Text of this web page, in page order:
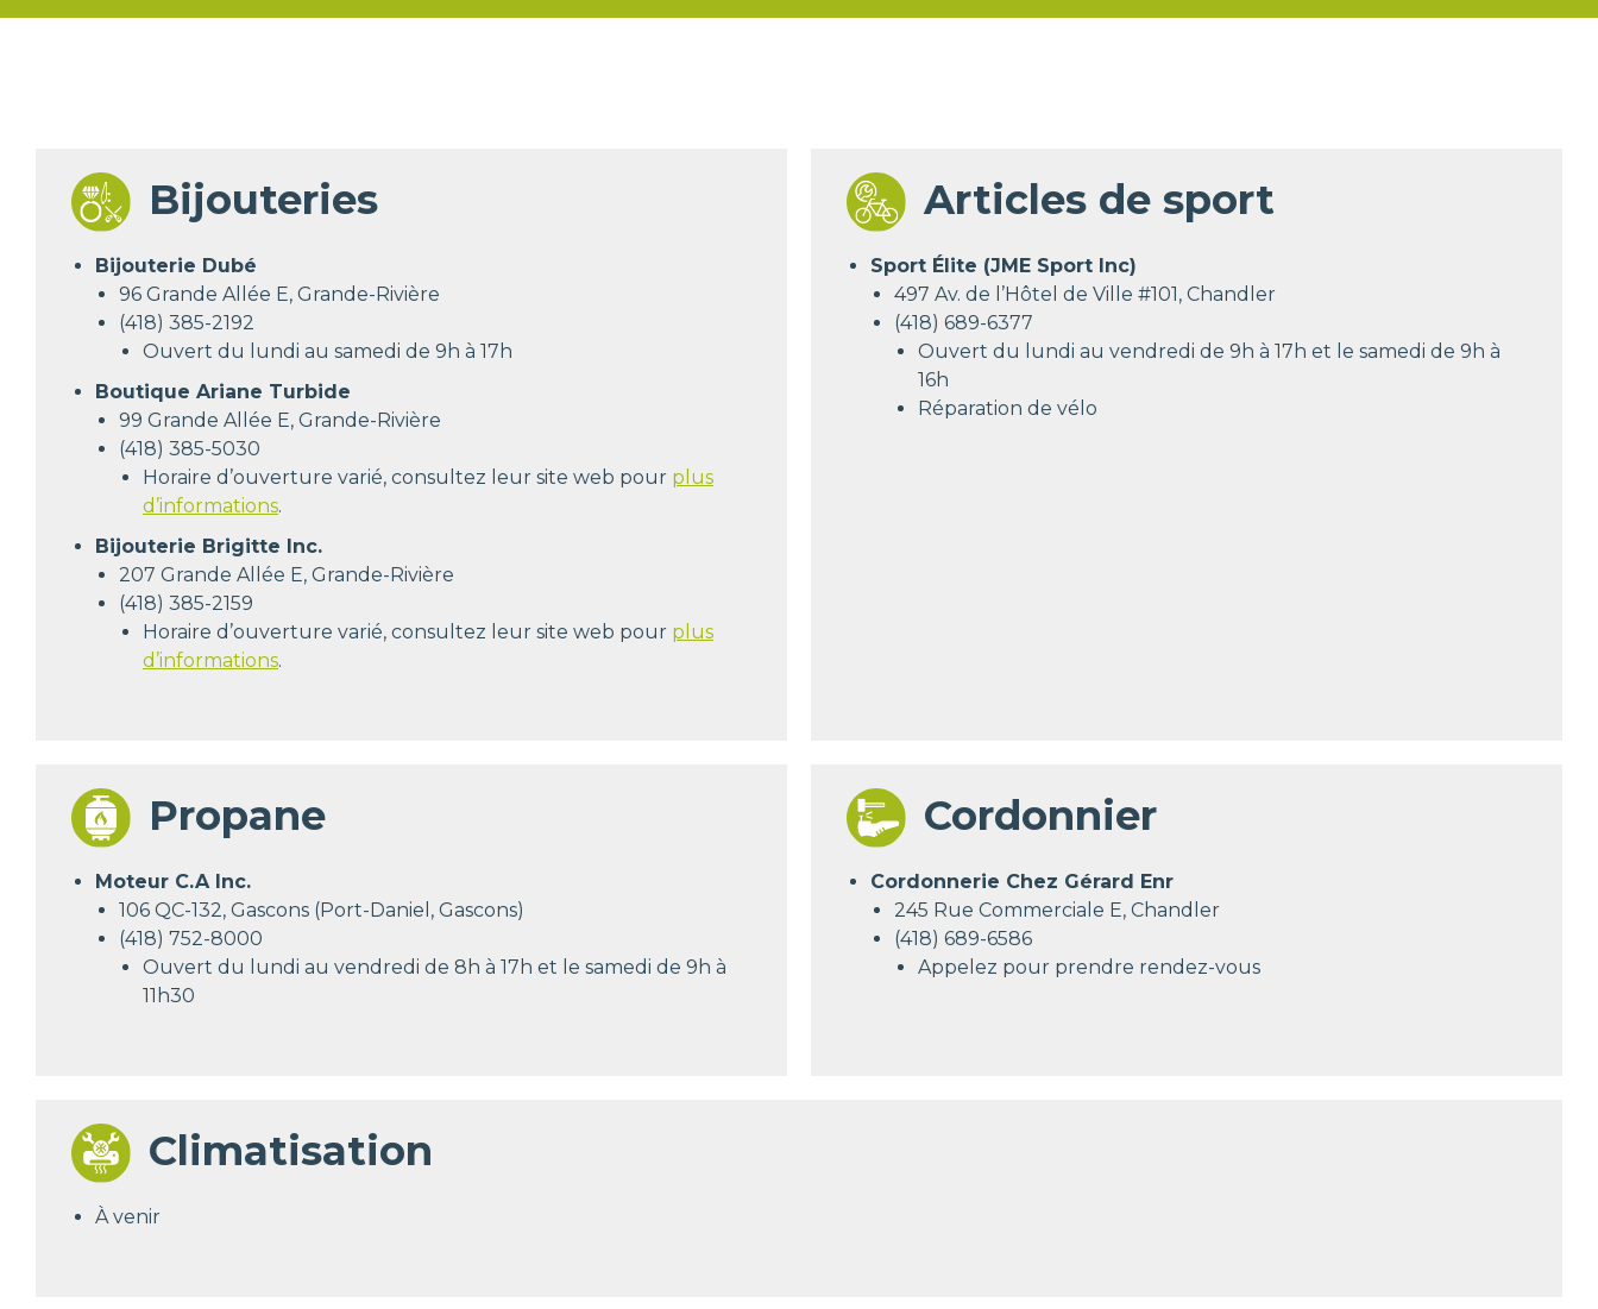
Bijouteries
Bijouterie Dubé
96 Grande Allée E, Grande-Rivière
(418) 385-2192
Ouvert du lundi au samedi de 9h à 17h
Boutique Ariane Turbide
99 Grande Allée E, Grande-Rivière
(418) 385-5030
Horaire d’ouverture varié, consultez leur site web pour plus
d’informations.
Bijouterie Brigitte Inc.
207 Grande Allée E, Grande-Rivière
(418) 385-2159
Horaire d’ouverture varié, consultez leur site web pour plus
d’informations.
Articles de sport
Sport Élite (JME Sport Inc)
497 Av. de l’Hôtel de Ville #101, Chandler
(418) 689-6377
Ouvert du lundi au vendredi de 9h à 17h et le samedi de 9h à
16h
Réparation de vélo
Propane
Moteur C.A Inc.
106 QC-132, Gascons (Port-Daniel, Gascons)
(418) 752-8000
Ouvert du lundi au vendredi de 8h à 17h et le samedi de 9h à
11h30
Cordonnier
Cordonnerie Chez Gérard Enr
245 Rue Commerciale E, Chandler
(418) 689-6586
Appelez pour prendre rendez-vous
Climatisation
À venir